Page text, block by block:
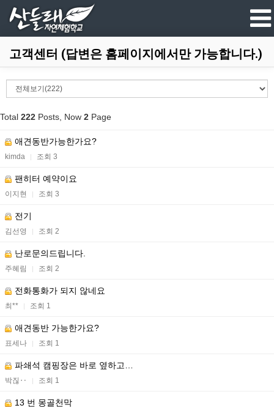
고객센터 (답변은 홈페이지에서만 가능합니다.)
Total 222 Posts, Now 2 Page
애견동반가능한가요?
kimda | 조회 3
팬히터 예약이요
이지현 | 조회 3
전기
김선영 | 조회 2
난로문의드립니다.
주혜림 | 조회 2
전화통화가 되지 않네요
최** | 조회 1
애견동반 가능한가요?
표세나 | 조회 1
파쇄석 캠핑장은 바로 옆하고…
박짆‥ | 조회 1
13 번 몽골천막